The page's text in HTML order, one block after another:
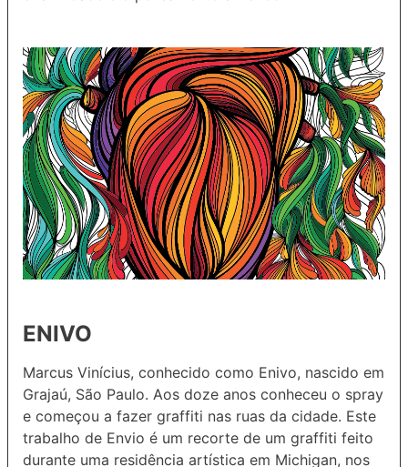
ENIVO
Marcus Vinícius, conhecido como Enivo, nascido em
Grajaú, São Paulo. Aos doze anos conheceu o spray
e começou a fazer graffiti nas ruas da cidade. Este
trabalho de Envio é um recorte de um graffiti feito
durante uma residência artística em Michigan, nos